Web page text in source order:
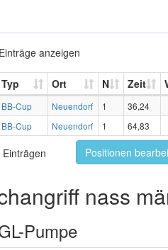
Einträge anzeigen
Typ Ort N Zeit
BB-Cup Neuendorf 1
36,24
BB-Cup Neuendorf 1 64,83
Positionen
nass
Pumpe